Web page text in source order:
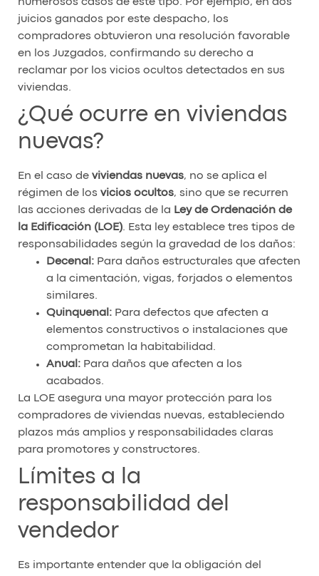
numerosos casos de este tipo. Por ejemplo, en dos
juicios ganados por este despacho, los
compradores obtuvieron una resolución favorable
en los Juzgados, confirmando su derecho a
reclamar por los vicios ocultos detectados en sus
viviendas.
¿Qué ocurre en viviendas
nuevas?
En el caso de viviendas nuevas, no se aplica el
régimen de los vicios ocultos, sino que se recurren
las acciones derivadas de la Ley de Ordenación de
la Edificación (LOE). Esta ley establece tres tipos de
responsabilidades según la gravedad de los daños:
Decenal: Para daños estructurales que afecten
a la cimentación, vigas, forjados o elementos
similares.
Quinquenal: Para defectos que afecten a
elementos constructivos o instalaciones que
comprometan la habitabilidad.
Anual: Para daños que afecten a los
acabados.
La LOE asegura una mayor protección para los
compradores de viviendas nuevas, estableciendo
plazos más amplios y responsabilidades claras
para promotores y constructores.
Límites a la
responsabilidad del
vendedor
Es importante entender que la obligación del